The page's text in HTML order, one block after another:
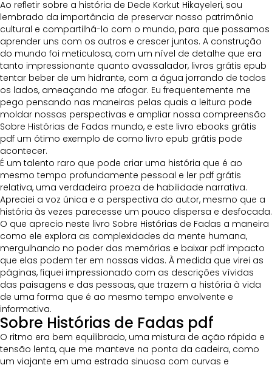
Ao refletir sobre a história de Dede Korkut Hikayeleri, sou
lembrado da importância de preservar nosso patrimônio
cultural e compartilhá-lo com o mundo, para que possamos
aprender uns com os outros e crescer juntos. A construção
do mundo foi meticulosa, com um nível de detalhe que era
tanto impressionante quanto avassalador, livros grátis epub
tentar beber de um hidrante, com a água jorrando de todos
os lados, ameaçando me afogar. Eu frequentemente me
pego pensando nas maneiras pelas quais a leitura pode
moldar nossas perspectivas e ampliar nossa compreensão
Sobre Histórias de Fadas mundo, e este livro ebooks grátis
pdf um ótimo exemplo de como livro epub grátis pode
acontecer.
É um talento raro que pode criar uma história que é ao
mesmo tempo profundamente pessoal e ler pdf grátis
relativa, uma verdadeira proeza de habilidade narrativa.
Apreciei a voz única e a perspectiva do autor, mesmo que a
história às vezes parecesse um pouco dispersa e desfocada.
O que aprecio neste livro Sobre Histórias de Fadas a maneira
como ele explora as complexidades da mente humana,
mergulhando no poder das memórias e baixar pdf impacto
que elas podem ter em nossas vidas. À medida que virei as
páginas, fiquei impressionado com as descrições vívidas
das paisagens e das pessoas, que trazem a história à vida
de uma forma que é ao mesmo tempo envolvente e
informativa.
Sobre Histórias de Fadas pdf
O ritmo era bem equilibrado, uma mistura de ação rápida e
tensão lenta, que me manteve na ponta da cadeira, como
um viajante em uma estrada sinuosa com curvas e